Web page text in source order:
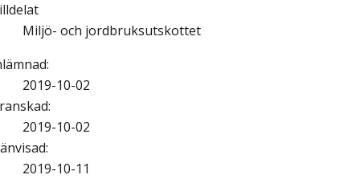
Miljö- och jordbruksutskottet
:
2019-10-02
:
2019-10-02
:
2019-10-11